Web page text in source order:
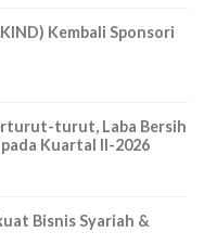
Kembali Sponsori
turut, Laba Bersih
Kuartal II-2026
Bisnis Syariah &